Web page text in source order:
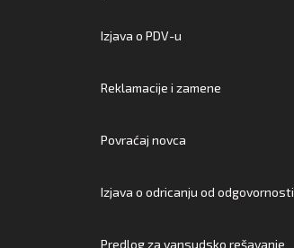
Izjava o PDV-u
Reklamacije i zamene
Povraćaj novca
Izjava o odricanju od odgovornosti
Predlog za vansudsko rešavanje